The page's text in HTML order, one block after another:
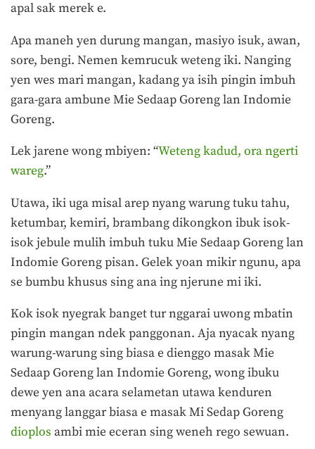
apal sak merek e.
Apa maneh yen durung mangan, masiyo isuk, awan,
sore, bengi. Nemen kemrucuk weteng iki. Nanging
yen wes mari mangan, kadang ya isih pingin imbuh
gara-gara ambune Mie Sedaap Goreng lan Indomie
Goreng.
Lek jarene wong mbiyen: “Weteng kadud, ora ngerti
wareg.”
Utawa, iki uga misal arep nyang warung tuku tahu,
ketumbar, kemiri, brambang dikongkon ibuk isok-
isok jebule mulih imbuh tuku Mie Sedaap Goreng lan
Indomie Goreng pisan. Gelek yoan mikir ngunu, apa
se bumbu khusus sing ana ing njerune mi iki.
Kok isok nyegrak banget tur nggarai uwong mbatin
pingin mangan ndek panggonan. Aja nyacak nyang
warung-warung sing biasa e dienggo masak Mie
Sedaap Goreng lan Indomie Goreng, wong ibuku
dewe yen ana acara selametan utawa kenduren
menyang langgar biasa e masak Mi Sedap Goreng
dioplos ambi mie eceran sing weneh rego sewuan.